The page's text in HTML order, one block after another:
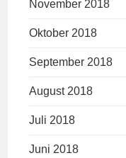
November 2018
Oktober 2018
September 2018
August 2018
Juli 2018
Juni 2018